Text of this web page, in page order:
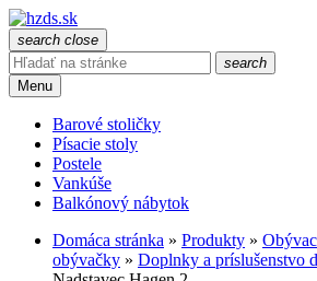
search close
search
Menu
Barové stoličky
Písacie stoly
Postele
Vankúše
Balkónový nábytok
Domáca stránka » Produkty »
obývačky » Doplnky a príslušenstvo